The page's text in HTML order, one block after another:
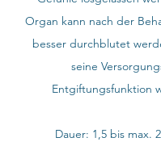
Organ kann nach der
besser durchblutet
seine
Entgiftungsfunktion
Dauer: 1,5 bis max.